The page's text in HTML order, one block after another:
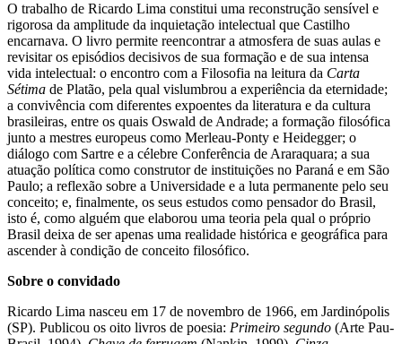
O trabalho de Ricardo Lima constitui uma reconstrução sensível e
rigorosa da amplitude da inquietação intelectual que Castilho
encarnava. O livro permite reencontrar a atmosfera de suas aulas e
revisitar os episódios decisivos de sua formação e de sua intensa
vida intelectual: o encontro com a Filosofia na leitura da Carta
Sétima de Platão, pela qual vislumbrou a experiência da eternidade;
a convivência com diferentes expoentes da literatura e da cultura
brasileiras, entre os quais Oswald de Andrade; a formação filosófica
junto a mestres europeus como Merleau-Ponty e Heidegger; o
diálogo com Sartre e a célebre Conferência de Araraquara; a sua
atuação política como construtor de instituições no Paraná e em São
Paulo; a reflexão sobre a Universidade e a luta permanente pelo seu
conceito; e, finalmente, os seus estudos como pensador do Brasil,
isto é, como alguém que elaborou uma teoria pela qual o próprio
Brasil deixa de ser apenas uma realidade histórica e geográfica para
ascender à condição de conceito filosófico.
Sobre o convidado
Ricardo Lima nasceu em 17 de novembro de 1966, em Jardinópolis
(SP). Publicou os oito livros de poesia: Primeiro segundo (Arte Pau-